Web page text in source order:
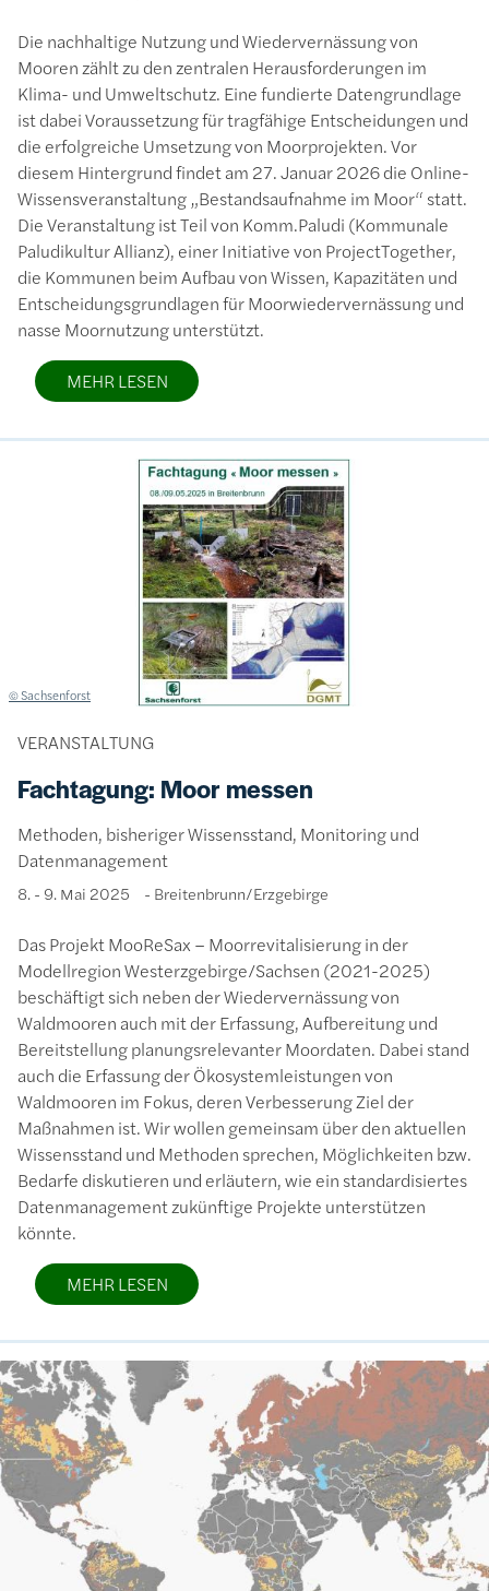
Die nachhaltige Nutzung und Wiedervernässung von
Mooren zählt zu den zentralen Herausforderungen im
Klima- und Umweltschutz. Eine fundierte Datengrundlage
ist dabei Voraussetzung für tragfähige Entscheidungen und
die erfolgreiche Umsetzung von Moorprojekten. Vor
diesem Hintergrund findet am 27. Januar 2026 die Online-
Wissensveranstaltung „Bestandsaufnahme im Moor“ statt.
Die Veranstaltung ist Teil von Komm.Paludi (Kommunale
Paludikultur Allianz), einer Initiative von ProjectTogether,
die Kommunen beim Aufbau von Wissen, Kapazitäten und
Entscheidungsgrundlagen für Moorwiedervernässung und
nasse Moornutzung unterstützt.
MEHR LESEN
Lizenzinformationen einschließlich Urheberrecht
© Sachsenforst
VERANSTALTUNG
Fachtagung: Moor messen
Methoden, bisheriger Wissensstand, Monitoring und
Datenmanagement
8. - 9. Mai 2025 Breitenbrunn/Erzgebirge
Das Projekt MooReSax – Moorrevitalisierung in der
Modellregion Westerzgebirge/Sachsen (2021-2025)
beschäftigt sich neben der Wiedervernässung von
Waldmooren auch mit der Erfassung, Aufbereitung und
Bereitstellung planungsrelevanter Moordaten. Dabei stand
auch die Erfassung der Ökosystemleistungen von
Waldmooren im Fokus, deren Verbesserung Ziel der
Maßnahmen ist. Wir wollen gemeinsam über den aktuellen
Wissensstand und Methoden sprechen, Möglichkeiten bzw.
Bedarfe diskutieren und erläutern, wie ein standardisiertes
Datenmanagement zukünftige Projekte unterstützen
könnte.
MEHR LESEN
Bild